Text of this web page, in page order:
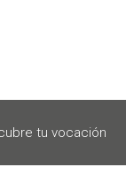
tu vocación